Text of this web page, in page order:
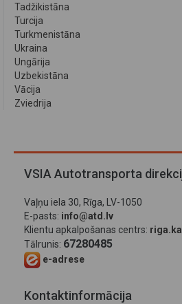
Tadžikistāna
Turcija
Turkmenistāna
Ukraina
Ungārija
Uzbekistāna
Vācija
Zviedrija
VSIA Autotransporta
Vaļņu iela 30, Rīga, LV-1050
E-pasts: info@atd.lv
Klientu apkalpošanas centrs:
Tālrunis: 67280485
e-adrese
Kontaktinformācija